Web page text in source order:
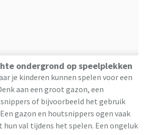
ondergrond op speelplekken
je kinderen kunnen spelen voor een
aan een groot gazon, een
of bijvoorbeeld het gebruik
gazon en houtsnippers ogen vaak
val tijdens het spelen. Een ongeluk